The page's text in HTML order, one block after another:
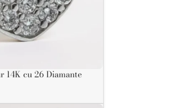
14K cu 26 Diamante